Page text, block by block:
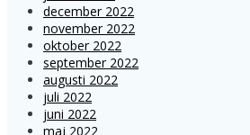
december 2022
november 2022
oktober 2022
september 2022
augusti 2022
juli 2022
juni 2022
maj 2022